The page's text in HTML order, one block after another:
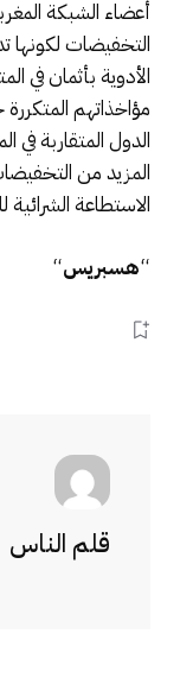
أعضاء الشبكة
التخفيضات لكونها
الأدوية بأثمان في
مؤاخذاتهم
الدول المتقاربة في
المزيد من
الاستطاعة الشرائية
“هسبريس“
قلم الناس